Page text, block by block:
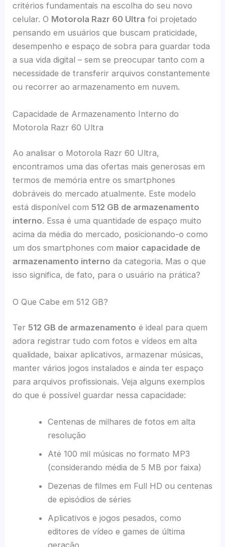
critérios fundamentais na escolha do seu novo
celular. O Motorola Razr 60 Ultra foi projetado
pensando em usuários que buscam praticidade,
desempenho e espaço de sobra para guardar toda
a sua vida digital – sem se preocupar tanto com a
necessidade de transferir arquivos constantemente
ou recorrer ao armazenamento em nuvem.
Capacidade de Armazenamento Interno do
Motorola Razr 60 Ultra
Ao analisar o Motorola Razr 60 Ultra,
encontramos uma das ofertas mais generosas em
termos de memória entre os smartphones
dobráveis do mercado atualmente. Este modelo
está disponível com512 GB de armazenamento
interno. Essa é uma quantidade de espaço muito
acima da média do mercado, posicionando-o como
um dos smartphones com maior capacidade de
armazenamento interno da categoria. Mas o que
isso significa, de fato, para o usuário na prática?
O Que Cabe em 512 GB?
Ter512 GB de armazenamento é ideal para quem
adora registrar tudo com fotos e vídeos em alta
qualidade, baixar aplicativos, armazenar músicas,
manter vários jogos instalados e ainda ter espaço
para arquivos profissionais. Veja alguns exemplos
do que é possível guardar nessa capacidade:
Centenas de milhares de fotos em alta
resolução
Até 100 mil músicas no formato MP3
(considerando média de 5 MB por faixa)
Dezenas de filmes em Full HD ou centenas
de episódios de séries
Aplicativos e jogos pesados, como
editores de vídeo e games de última